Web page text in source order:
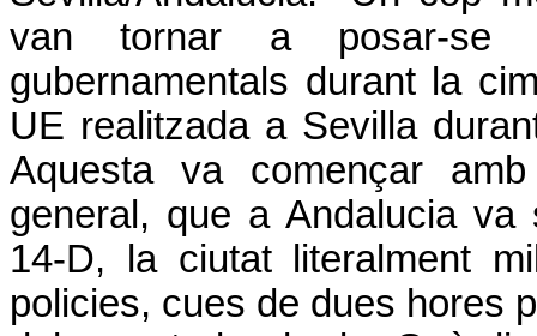
van tornar a posar-se
gubernamentals durant la
UE realitzada a Sevilla
Aquesta va començar
general, que a Andalucia
14-D, la ciutat literalment
policies, cues de dues hores